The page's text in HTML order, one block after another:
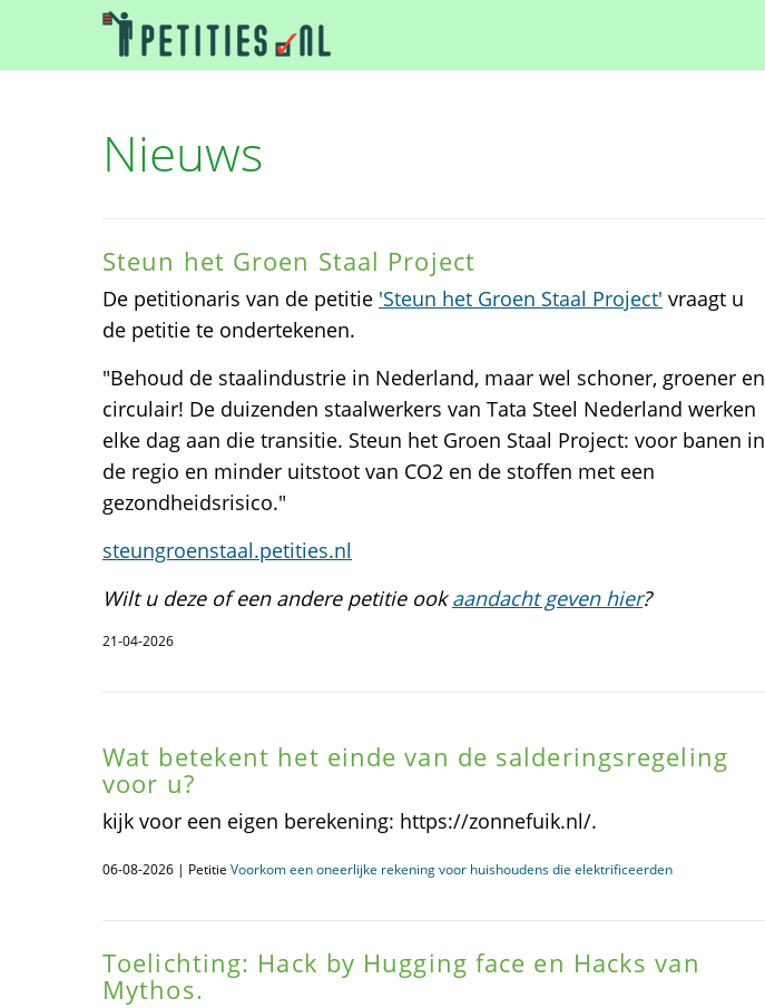
Nieuws
Steun het Groen Staal Project
De petitionaris van de petitie 'Steun het Groen Staal Project' vraagt u
de petitie te ondertekenen.
"Behoud de staalindustrie in Nederland, maar wel schoner, groener en
circulair! De duizenden staalwerkers van Tata Steel Nederland werken
elke dag aan die transitie. Steun het Groen Staal Project: voor banen in
de regio en minder uitstoot van CO2 en de stoffen met een
gezondheidsrisico."
steungroenstaal.petities.nl
Wilt u deze of een andere petitie ookaandacht geven hier?
21-04-2026
Wat betekent het einde van de salderingsregeling
voor u?
kijk voor een eigen berekening: https://zonnefuik.nl/.
06-08-2026 | Petitie Voorkom een oneerlijke rekening voor huishoudens die elektrificeerden
Toelichting: Hack by Hugging face en Hacks van
Mythos.